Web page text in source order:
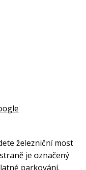
železniční most
je označený
parkování.